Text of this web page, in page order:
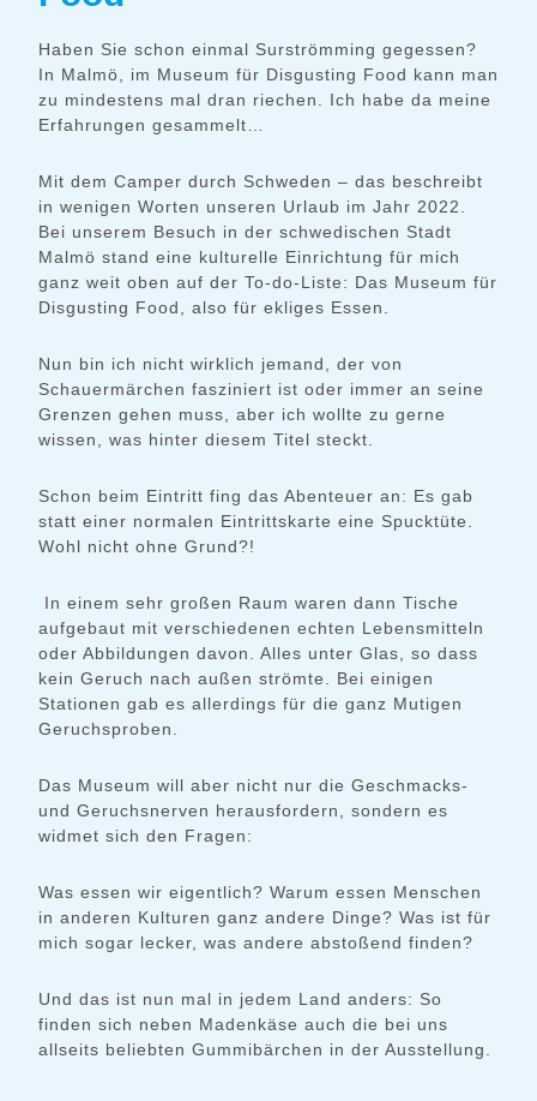
Haben Sie schon einmal Surströmming gegessen?
In Malmö, im Museum für Disgusting Food kann man
zu mindestens mal dran riechen. Ich habe da meine
Erfahrungen gesammelt…
Mit dem Camper durch Schweden – das beschreibt
in wenigen Worten unseren Urlaub im Jahr 2022.
Bei unserem Besuch in der schwedischen Stadt
Malmö stand eine kulturelle Einrichtung für mich
ganz weit oben auf der To-do-Liste: Das Museum für
Disgusting Food, also für ekliges Essen.
Nun bin ich nicht wirklich jemand, der von
Schauermärchen fasziniert ist oder immer an seine
Grenzen gehen muss, aber ich wollte zu gerne
wissen, was hinter diesem Titel steckt.
Schon beim Eintritt fing das Abenteuer an: Es gab
statt einer normalen Eintrittskarte eine Spucktüte.
Wohl nicht ohne Grund?!
In einem sehr großen Raum waren dann Tische
aufgebaut mit verschiedenen echten Lebensmitteln
oder Abbildungen davon. Alles unter Glas, so dass
kein Geruch nach außen strömte. Bei einigen
Stationen gab es allerdings für die ganz Mutigen
Geruchsproben.
Das Museum will aber nicht nur die Geschmacks-
und Geruchsnerven herausfordern, sondern es
widmet sich den Fragen:
Was essen wir eigentlich? Warum essen Menschen
in anderen Kulturen ganz andere Dinge? Was ist für
mich sogar lecker, was andere abstoßend finden?
Und das ist nun mal in jedem Land anders: So
finden sich neben Madenkäse auch die bei uns
allseits beliebten Gummibärchen in der Ausstellung.